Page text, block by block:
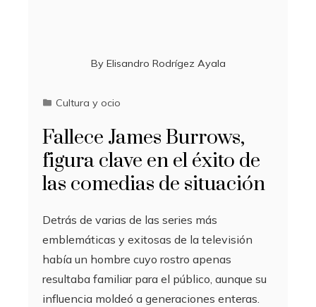
By Elisandro Rodrígez Ayala
Cultura y ocio
Fallece James Burrows,
figura clave en el éxito de
las comedias de situación
Detrás de varias de las series más
emblemáticas y exitosas de la televisión
había un hombre cuyo rostro apenas
resultaba familiar para el público, aunque su
influencia moldeó a generaciones enteras.